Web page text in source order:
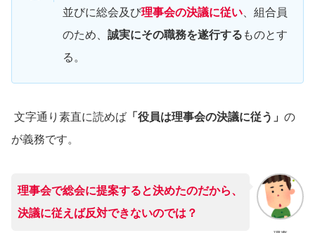
並びに総会及び理事会の決議に従い 、組合員
のため、 誠実にその職務を遂行する ものとす
る。
文字通り素直に読めば 「役員は理事会の決議に従う」 の
が義務です。
理事会で総会に提案すると決めたのだから、
決議に従えば反対できないのでは？